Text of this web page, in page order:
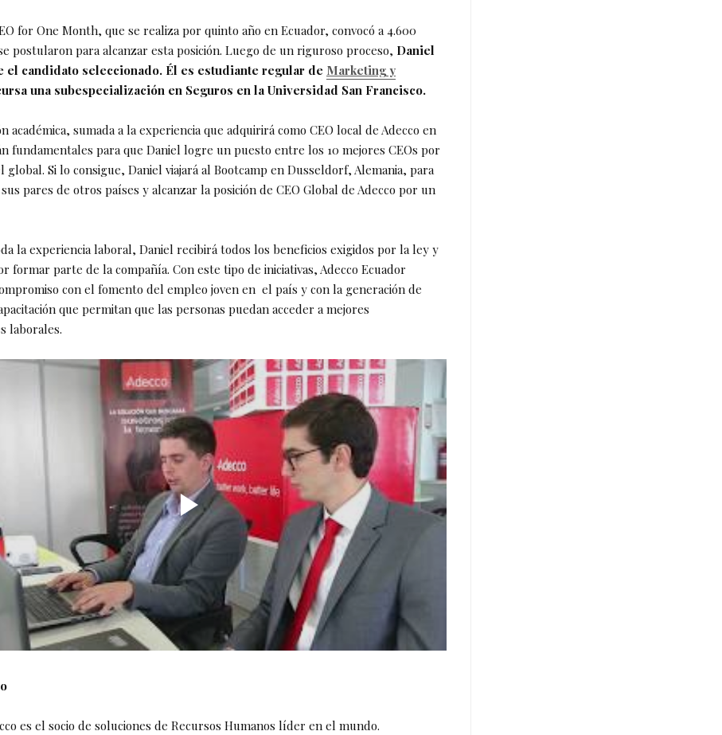
for One Month, que se realiza por quinto año en Ecuador, convocó a 4.600
postularon para alcanzar esta posición. Luego de un riguroso proceso, Daniel
el candidato seleccionado. Él es estudiante regular de Marketing y
una subespecialización en Seguros en la Universidad San Francisco.
académica, sumada a la experiencia que adquirirá como CEO local de Adecco en
fundamentales para que Daniel logre un puesto entre los 10 mejores CEOs por
global. Si lo consigue, Daniel viajará al Bootcamp en Dusseldorf, Alemania, para
pares de otros países y alcanzar la posición de CEO Global de Adecco por un
la experiencia laboral, Daniel recibirá todos los beneficios exigidos por la ley y
formar parte de la compañía. Con este tipo de iniciativas, Adecco Ecuador
con el fomento del empleo joven en el país y con la generación de
que permitan que las personas puedan acceder a mejores
laborales.
es el socio de soluciones de Recursos Humanos líder en el mundo.